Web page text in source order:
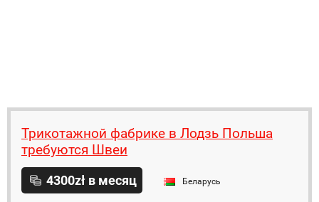
Трикотажной фабрике в Лодзь Польша
требуются Швеи
4300zł в месяц Беларусь